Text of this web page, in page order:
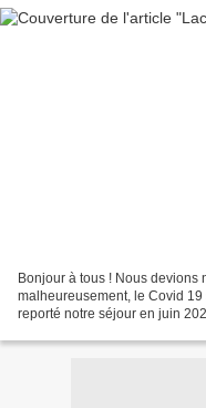
Bonjour à tous ! Nous devions
malheureusement, le Covid
reporté notre séjour en juin